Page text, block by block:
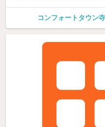
コンフォートタウン